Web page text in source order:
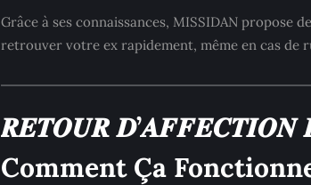
Grâce à ses connaissances, MISSIDAN propose
retrouver votre ex rapidement, même en cas de
𝑹𝑬𝑻𝑶𝑼𝑹 𝑫’𝑨𝑭𝑭𝑬𝑪𝑻𝑰𝑶𝑵
Comment Ça